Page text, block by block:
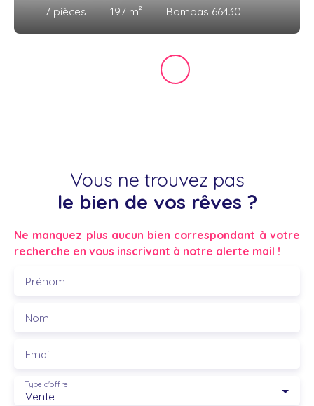
7 pièces 197 m² Bompas 66430
Vous ne trouvez pas
le bien de vos rêves ?
Ne manquez plus aucun bien correspondant à votre
recherche en vous inscrivant à notre alerte mail !
Prénom
Nom
Email
Vente
Type d'offre